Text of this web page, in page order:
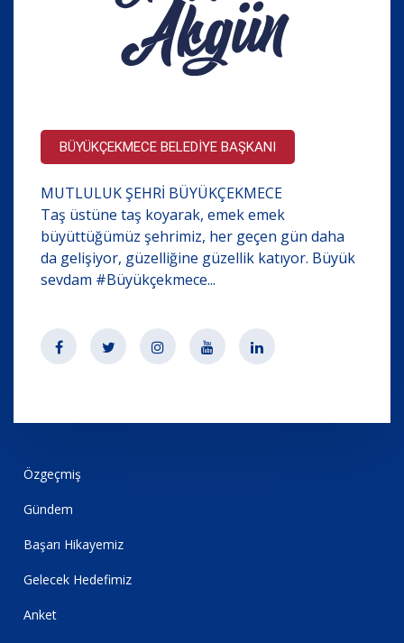
BÜYÜKÇEKMECE BELEDİYE BAŞKANI
MUTLULUK ŞEHRİ BÜYÜKÇEKMECE
Taş üstüne taş koyarak, emek emek
büyüttüğümüz şehrimiz, her geçen gün daha
da gelişiyor, güzelliğine güzellik katıyor. Büyük
sevdam #Büyükçekmece...
Özgeçmiş
Gündem
Başarı Hikayemiz
Gelecek Hedefimiz
Anket